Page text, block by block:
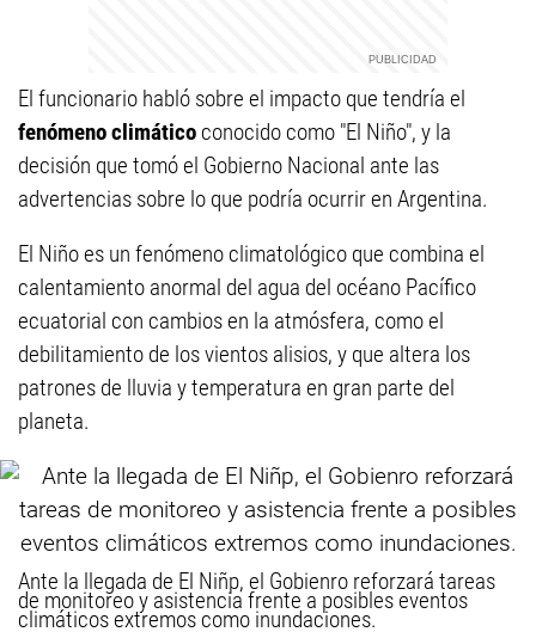
El funcionario habló sobre el impacto que tendría el
fenómeno climático conocido como "El Niño", y la
decisión que tomó el Gobierno Nacional ante las
advertencias sobre lo que podría ocurrir en Argentina.
El Niño es un fenómeno climatológico que combina el
calentamiento anormal del agua del océano Pacífico
ecuatorial con cambios en la atmósfera, como el
debilitamiento de los vientos alisios, y que altera los
patrones de lluvia y temperatura en gran parte del
planeta.
Ante la llegada de El Niñp, el Gobienro reforzará tareas
de monitoreo y asistencia frente a posibles eventos
climáticos extremos como inundaciones.